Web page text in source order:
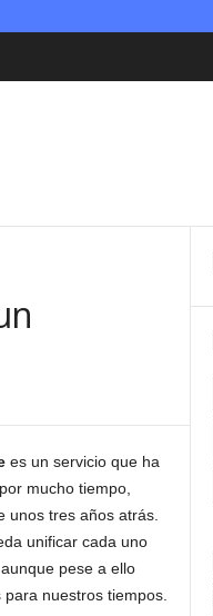
es un servicio que ha
mucho tiempo,
unos tres años atrás.
unificar cada uno
pese a ello
nuestros tiempos.